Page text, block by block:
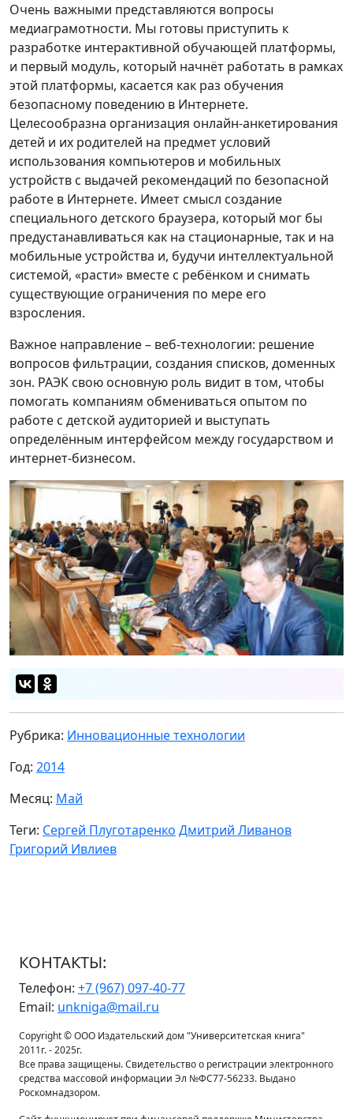
Очень важными представляются вопросы
медиаграмотности. Мы готовы приступить к
разработке интерактивной обучающей платформы,
и первый модуль, который начнёт работать в рамках
этой платформы, касается как раз обучения
безопасному поведению в Интернете.
Целесообразна организация онлайн-анкетирования
детей и их родителей на предмет условий
использования компьютеров и мобильных
устройств с выдачей рекомендаций по безопасной
работе в Интернете. Имеет смысл создание
специального детского браузера, который мог бы
предустанавливаться как на стационарные, так и на
мобильные устройства и, будучи интеллектуальной
системой, «расти» вместе с ребёнком и снимать
существующие ограничения по мере его
взросления.
Важное направление – веб-технологии: решение
вопросов фильтрации, создания списков, доменных
зон. РАЭК свою основную роль видит в том, чтобы
помогать компаниям обмениваться опытом по
работе с детской аудиторией и выступать
определённым интерфейсом между государством и
интернет-бизнесом.
Рубрика: Инновационные технологии
Год: 2014
Месяц: Май
Теги: Сергей Плуготаренко Дмитрий Ливанов
Григорий Ивлиев
КОНТАКТЫ:
Телефон: +7 (967) 097-40-77
Email: unkniga@mail.ru
Copyright © ООО Издательский дом "Университетская книга"
2011г. - 2025г.
Все права защищены. Свидетельство о регистрации электронного
средства массовой информации Эл №ФС77-56233. Выдано
Роскомнадзором.